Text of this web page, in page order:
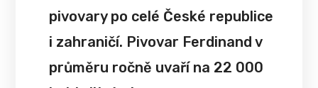
pivovary po celé České republice
i zahraničí. Pivovar Ferdinand v
průměru ročně uvaří na 22 000